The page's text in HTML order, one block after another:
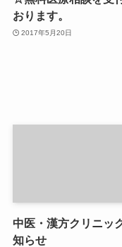
おります。
2017年5月20日
中医・漢方クリニッ
知らせ